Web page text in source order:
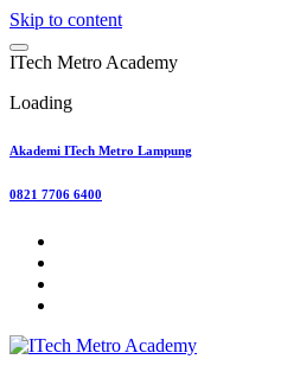
Skip to content
ITech Metro Academy
Loading
Akademi ITech Metro Lampung
0821 7706 6400